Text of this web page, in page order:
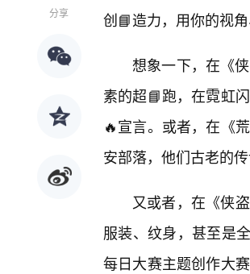
分享
创📘造力，用你的视
想象一下，在《
素的超📘跑，在霓虹
🔥宣言。或者，在《
安部落，他们古老的
又或者，在《侠
服装、纹身，甚至是
每日大赛主题创作大